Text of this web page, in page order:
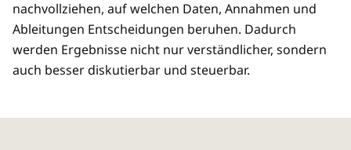
nachvollziehen, auf welchen Daten, Annahmen und
Ableitungen Entscheidungen beruhen. Dadurch
werden Ergebnisse nicht nur verständlicher, sondern
auch besser diskutierbar und steuerbar.